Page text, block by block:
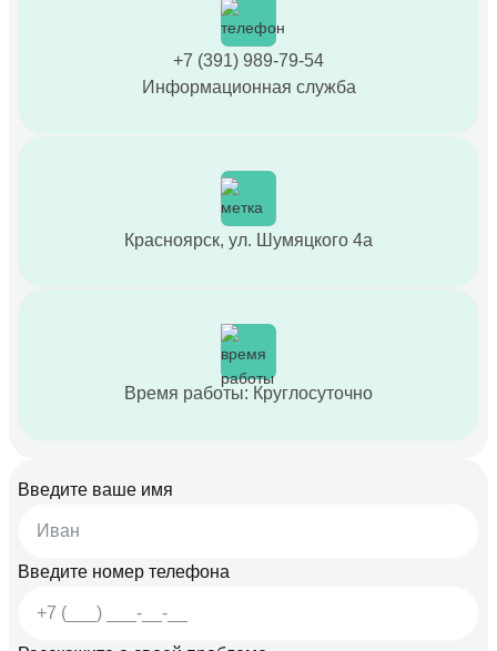
+7 (391) 989-79-54
Информационная служба
Красноярск, ул. Шумяцкого 4а
Время работы: Круглосуточно
Введите ваше имя
Введите номер телефона